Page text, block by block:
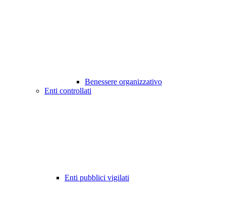
Benessere organizzativo
Enti controllati
Enti pubblici vigilati